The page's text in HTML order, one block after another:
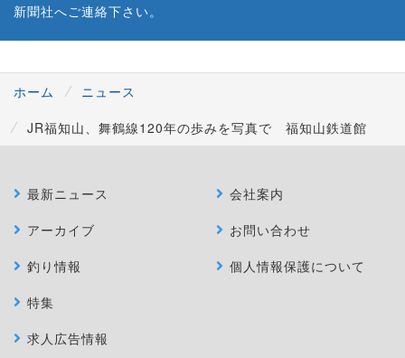
新聞社へご連絡下さい。
ホーム
ニュース
JR福知山、舞鶴線120年の歩みを写真で 福知山鉄道館
最新ニュース
アーカイブ
釣り情報
特集
求人広告情報
会社案内
お問い合わせ
個人情報保護について